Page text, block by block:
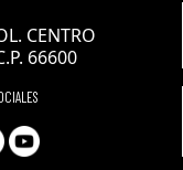
CENTRO
66600